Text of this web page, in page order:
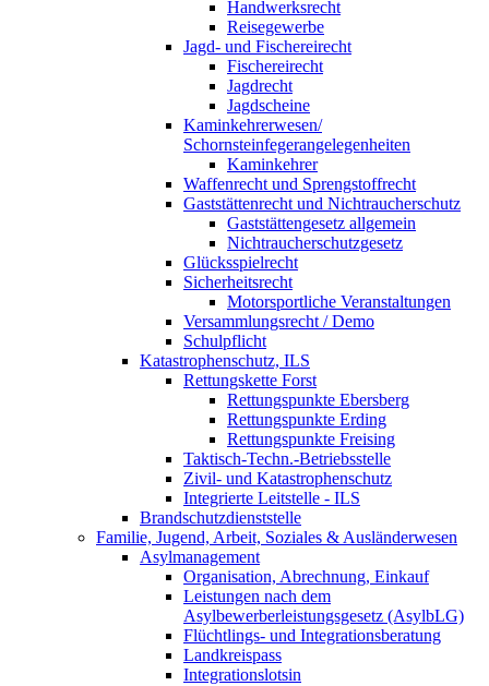
Handwerksrecht
Reisegewerbe
Jagd- und Fischereirecht
Fischereirecht
Jagdrecht
Jagdscheine
Kaminkehrerwesen/
Schornsteinfegerangelegenheiten
Kaminkehrer
Waffenrecht und Sprengstoffrecht
Gaststättenrecht und Nichtraucherschutz
Gaststättengesetz allgemein
Nichtraucherschutzgesetz
Glücksspielrecht
Sicherheitsrecht
Motorsportliche Veranstaltungen
Versammlungsrecht / Demo
Schulpflicht
Katastrophenschutz, ILS
Rettungskette Forst
Rettungspunkte Ebersberg
Rettungspunkte Erding
Rettungspunkte Freising
Taktisch-Techn.-Betriebsstelle
Zivil- und Katastrophenschutz
Integrierte Leitstelle - ILS
Brandschutzdienststelle
Familie, Jugend, Arbeit, Soziales & Ausländerwesen
Asylmanagement
Organisation, Abrechnung, Einkauf
Leistungen nach dem
Asylbewerberleistungsgesetz (AsylbLG)
Flüchtlings- und Integrationsberatung
Landkreispass
Integrationslotsin